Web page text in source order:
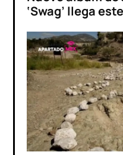
‘Swag’ llega